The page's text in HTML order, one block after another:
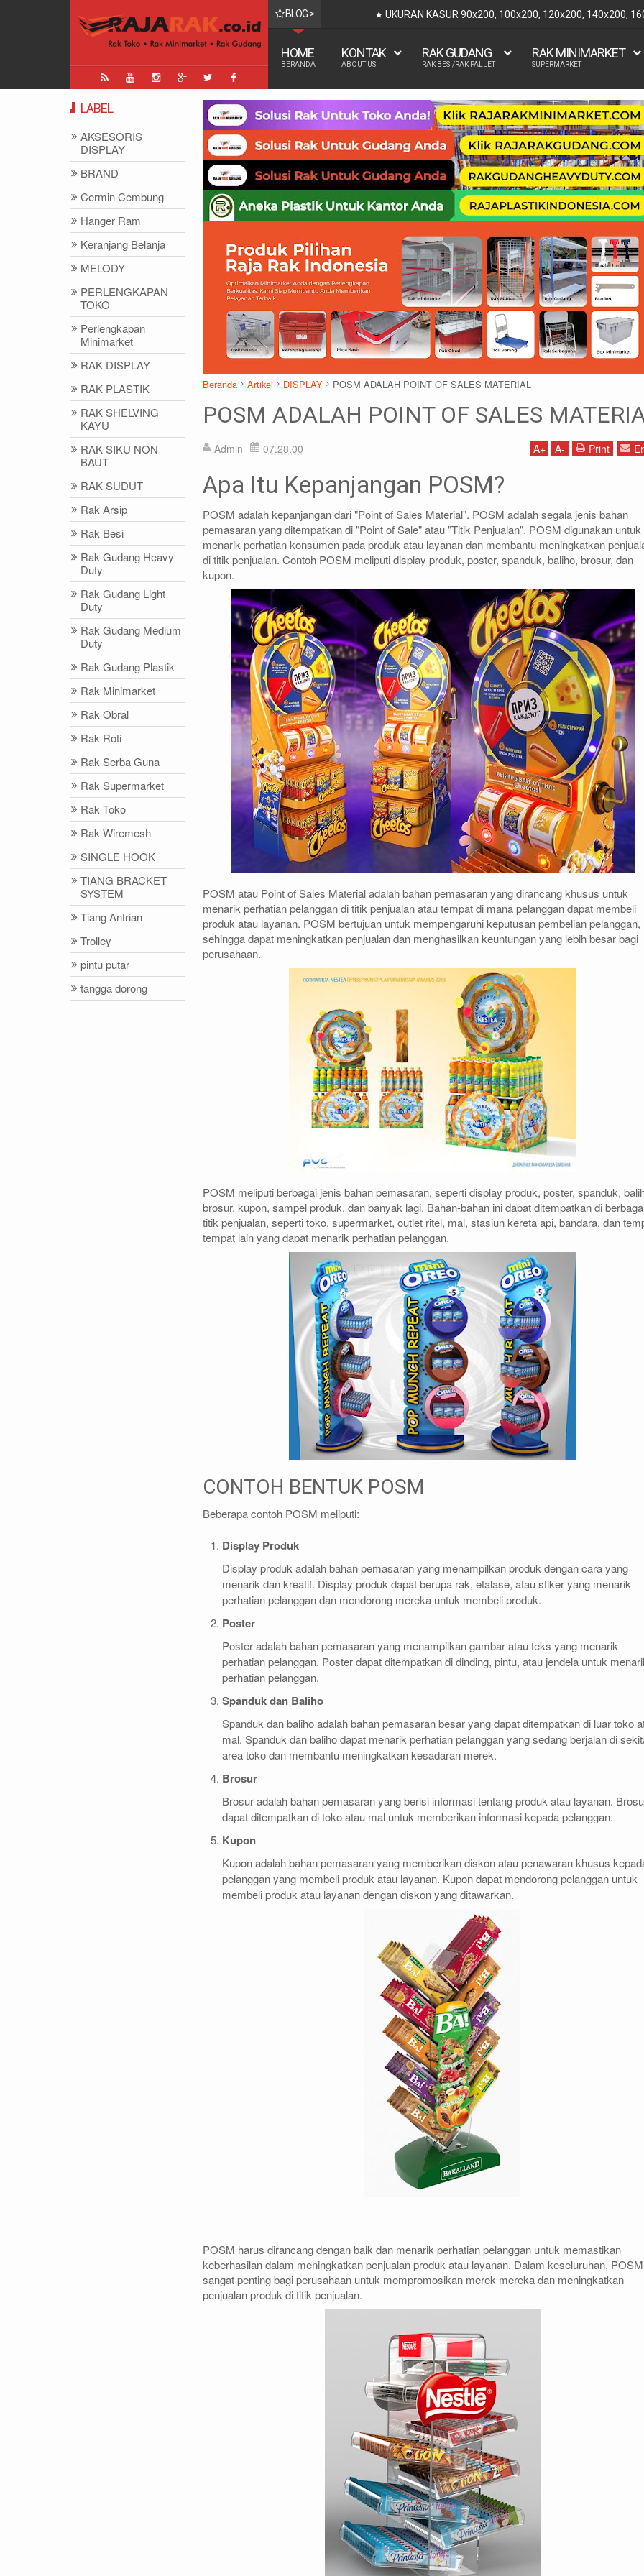
BLOG > UKURAN KASUR 90x200, 100x200, 120x200, 140x200,
HOME
BERANDA
KONTAK
ABOUT US
RAK GUDANG
RAK BESI/RAK PALLET
RAK MINIMARKET
SUPERMARKET
Beranda Artikel DISPLAY POSM ADALAH POINT OF SALES MATERIAL
POSM ADALAH POINT OF SALES
Admin 07.28.00 A+ A- Print
Apa Itu Kepanjangan POSM?
POSM adalah kepanjangan dari "Point of Sales Material". POSM adalah segala jenis bahan
pemasaran yang ditempatkan di "Point of Sale" atau "Titik Penjualan". POSM digunakan untuk
menarik perhatian konsumen pada produk atau layanan dan membantu meningkatkan
di titik penjualan. Contoh POSM meliputi display produk, poster, spanduk, baliho, brosur, dan
kupon.
POSM atau Point of Sales Material adalah bahan pemasaran yang dirancang khusus untuk
menarik perhatian pelanggan di titik penjualan atau tempat di mana pelanggan dapat membeli
produk atau layanan. POSM bertujuan untuk mempengaruhi keputusan pembelian pelanggan,
sehingga dapat meningkatkan penjualan dan menghasilkan keuntungan yang lebih besar bagi
perusahaan.
POSM meliputi berbagai jenis bahan pemasaran, seperti display produk, poster, spanduk,
brosur, kupon, sampel produk, dan banyak lagi. Bahan-bahan ini dapat ditempatkan di
titik penjualan, seperti toko, supermarket, outlet ritel, mal, stasiun kereta api, bandara, dan
tempat lain yang dapat menarik perhatian pelanggan.
CONTOH BENTUK POSM
Beberapa contoh POSM meliputi:
Display Produk
Display produk adalah bahan pemasaran yang menampilkan produk dengan cara yang
menarik dan kreatif. Display produk dapat berupa rak, etalase, atau stiker yang menarik
perhatian pelanggan dan mendorong mereka untuk membeli produk.
Poster
Poster adalah bahan pemasaran yang menampilkan gambar atau teks yang menarik
perhatian pelanggan. Poster dapat ditempatkan di dinding, pintu, atau jendela untuk
perhatian pelanggan.
Spanduk dan Baliho
Spanduk dan baliho adalah bahan pemasaran besar yang dapat ditempatkan di luar toko
mal. Spanduk dan baliho dapat menarik perhatian pelanggan yang sedang berjalan di
area toko dan membantu meningkatkan kesadaran merek.
Brosur
Brosur adalah bahan pemasaran yang berisi informasi tentang produk atau layanan.
dapat ditempatkan di toko atau mal untuk memberikan informasi kepada pelanggan.
Kupon
Kupon adalah bahan pemasaran yang memberikan diskon atau penawaran khusus
pelanggan yang membeli produk atau layanan. Kupon dapat mendorong pelanggan untuk
membeli produk atau layanan dengan diskon yang ditawarkan.
POSM harus dirancang dengan baik dan menarik perhatian pelanggan untuk memastikan
keberhasilan dalam meningkatkan penjualan produk atau layanan. Dalam keseluruhan, POSM
sangat penting bagi perusahaan untuk mempromosikan merek mereka dan meningkatkan
penjualan produk di titik penjualan.
DIDIN - (021)87786434
0812-8855-1012(WA)
didin@rajarak.co.id
IDRIS - (021)87786435
0812-9678-6785 (WA)
idris@rajarak.co.id
DIDIN - (021)87786434
didin@rajarak.co.id
LABEL
AKSESORIS
DISPLAY
BRAND
Cermin Cembung
Hanger Ram
Keranjang Belanja
MELODY
PERLENGKAPAN
TOKO
Perlengkapan
Minimarket
RAK DISPLAY
RAK PLASTIK
RAK SHELVING
KAYU
RAK SIKU NON
BAUT
RAK SUDUT
Rak Arsip
Rak Besi
Rak Gudang Heavy
Duty
Rak Gudang Light
Duty
Rak Gudang Medium
Duty
Rak Gudang Plastik
Rak Minimarket
Rak Obral
Rak Roti
Rak Serba Guna
Rak Supermarket
Rak Toko
Rak Wiremesh
SINGLE HOOK
TIANG BRACKET
SYSTEM
Tiang Antrian
Trolley
pintu putar
tangga dorong